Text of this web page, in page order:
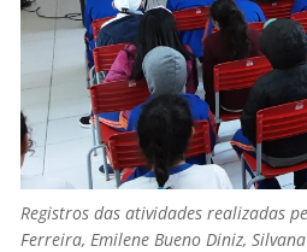
Registros das atividades realizadas
Ferreira, Emilene Bueno Diniz,